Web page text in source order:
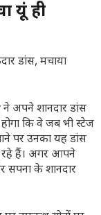
यूं ही
अपने शानदार डांस
कि वे जब भी स्टेज
पर उनका यह डांस
रहे हैं। अगर आपने
सपना के शानदार